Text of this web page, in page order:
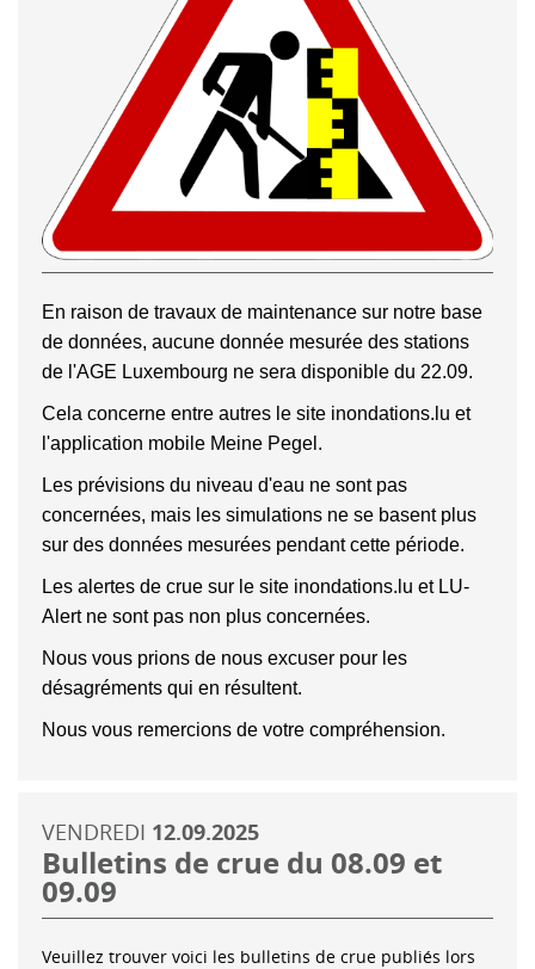
En raison de travaux de maintenance sur notre base
de données, aucune donnée mesurée des stations
de l'AGE Luxembourg ne sera disponible du 22.09.
Cela concerne entre autres le site inondations.lu et
l'application mobile Meine Pegel.
Les prévisions du niveau d'eau ne sont pas
concernées, mais les simulations ne se basent plus
sur des données mesurées pendant cette période.
Les alertes de crue sur le site inondations.lu et LU-
Alert ne sont pas non plus concernées.
Nous vous prions de nous excuser pour les
désagréments qui en résultent.
Nous vous remercions de votre compréhension.
VENDREDI 12.09.2025
Bulletins de crue du 08.09 et
09.09
Veuillez trouver voici les bulletins de crue publiés lors